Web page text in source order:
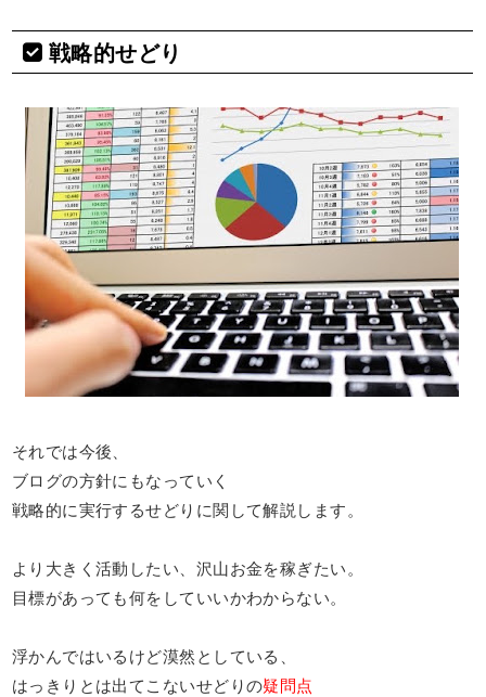
戦略的せどり
それでは今後、
ブログの方針にもなっていく
戦略的に実行するせどりに関して解説します。
より大きく活動したい、沢山お金を稼ぎたい。
目標があっても何をしていいかわからない。
浮かんではいるけど漠然としている、
はっきりとは出てこないせどりの疑問点